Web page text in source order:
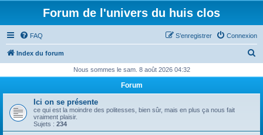
Forum de l'univers du huis clos
FAQ Connexion
S’enregistrer
Index du forum
h
Nous sommes le sam. 8 août 2026 04:32
Forum
Ici on se présente
ce qui est la moindre des politesses, bien sûr, mais en plus ça nous fait
vraiment plaisir.
Sujets : 234